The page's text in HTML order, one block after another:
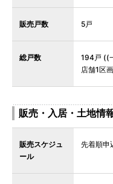
販売戸数 5戸
総戸数
194戸 ((
店舗1区
販売・入居・土地情
販売スケジュ
ール
先着順申